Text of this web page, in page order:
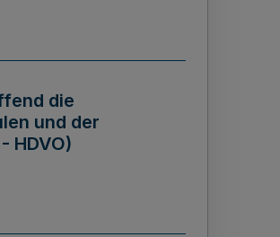
die
und der
HDVO)